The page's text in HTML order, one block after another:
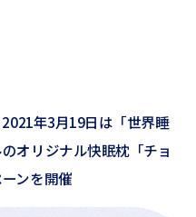
2021年3月19日は「世界睡
オリジナル快眠枕「チョ
ンを開催